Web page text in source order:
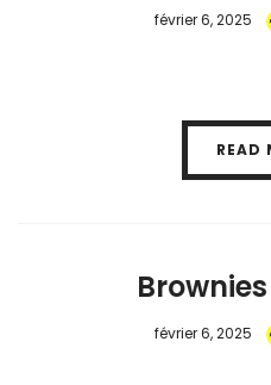
février 6, 2025
READ
février 6, 2025